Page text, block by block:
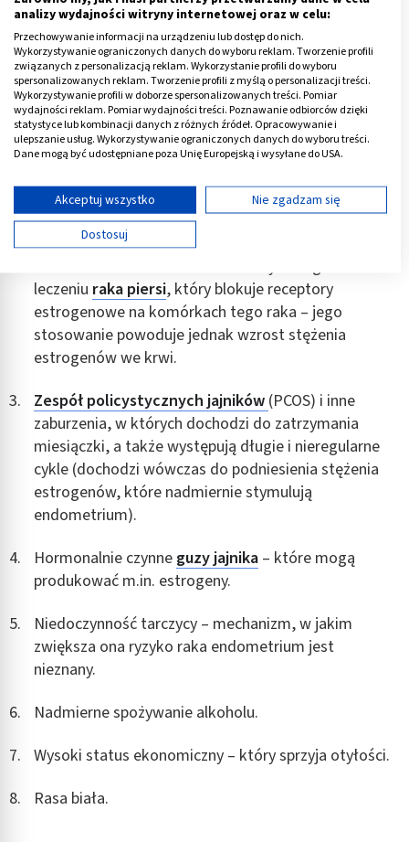
Wcześnie rozpoczęły i późno skończyły
miesiączkować – w związku z czym ich endometrium
było przez wiele lat wystawione na działanie
estrogenów, co zwiększa ryzyko rozwoju raka.
Do innych czynników ryzyka należą:
zastępczej (HTZ) – ze względu na obecność w
preparatach podczas niej stosowanych estrogenów.
leczeniu raka piersi, który blokuje receptory
estrogenowe na komórkach tego raka – jego
stosowanie powoduje jednak wzrost stężenia
estrogenów we krwi.
Zespół policystycznych jajników (PCOS) i inne
zaburzenia, w których dochodzi do zatrzymania
miesiączki, a także występują długie i nieregularne
cykle (dochodzi wówczas do podniesienia stężenia
estrogenów, które nadmiernie stymulują
endometrium).
Hormonalnie czynne guzy jajnika – które mogą
produkować m.in. estrogeny.
Niedoczynność tarczycy – mechanizm, w jakim
zwiększa ona ryzyko raka endometrium jest
nieznany.
Nadmierne spożywanie alkoholu.
Wysoki status ekonomiczny – który sprzyja otyłości.
Rasa biała.
analizy wydajności witryny internetowej oraz w celu:
Przechowywanie informacji na urządzeniu lub dostęp do nich.
Wykorzystywanie ograniczonych danych do wyboru reklam. Tworzenie profili
związanych z personalizacją reklam. Wykorzystanie profili do wyboru
spersonalizowanych reklam. Tworzenie profili z myślą o personalizacji treści.
Wykorzystywanie profili w doborze spersonalizowanych treści. Pomiar
wydajności reklam. Pomiar wydajności treści. Poznawanie odbiorców dzięki
statystyce lub kombinacji danych z różnych źródeł. Opracowywanie i
ulepszanie usług. Wykorzystywanie ograniczonych danych do wyboru treści.
Dane mogą być udostępniane poza Unię Europejską i wysyłane do USA.
Wyświetl listę partnerów (11 dostawców IAB)
Używamy Twoich danych w następujących celach:
Cele przetwarzania IAB:
Przechowywanie informacji na urządzeniu lub
dostęp do nich
Wykorzystywanie ograniczonych danych do
wyboru reklam
reklam
Wykorzystanie profili do wyboru
spersonalizowanych reklam
Tworzenie profili w celu personalizacji treści
Wykorzystywanie profili w celu doboru
Pomiar efektywności reklam
Pomiar efektywności treści
Rozumienie odbiorców dzięki statystyce lub
kombinacji danych z różnych źródeł
Rozwój i ulepszanie usług
wyboru treści
Akceptuj wszystko
Nie zgadzam się
Dostosuj